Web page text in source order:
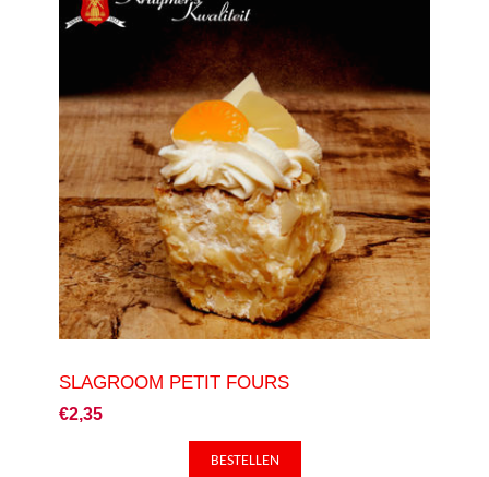
SLAGROOM PETIT FOURS
€2,35